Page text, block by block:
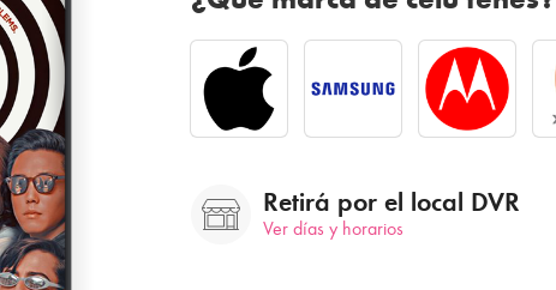
Retirá por el local DVR
Ver días y horarios